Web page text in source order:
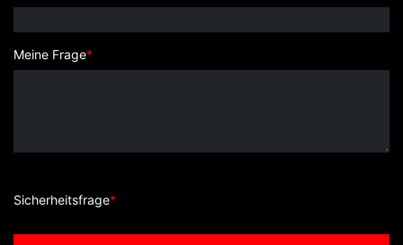
Meine Frage*
Sicherheitsfrage*